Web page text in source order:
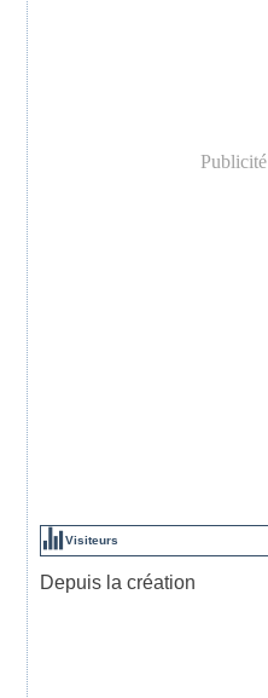
Publicité
Visiteurs
Depuis la création